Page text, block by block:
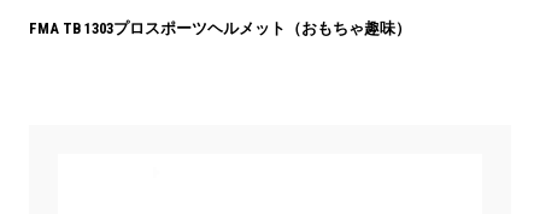
FMA TB 1303プロスポーツヘルメット（おもちゃ趣味）